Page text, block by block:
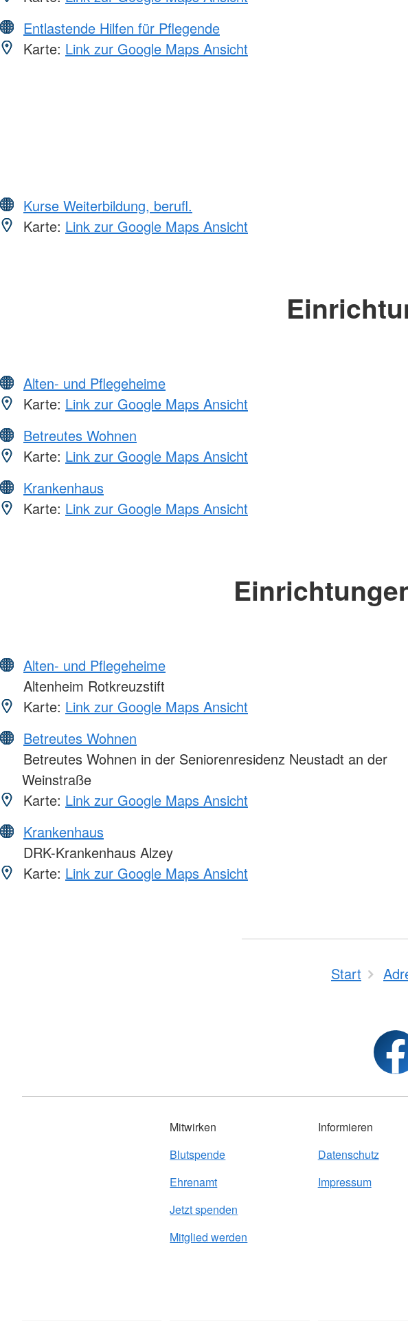
Entlastende Hilfen für Pflegende
Karte: Link zur Google Maps Ansicht
Kurse Weiterbildung, berufl.
Karte: Link zur Google Maps Ansicht
Alten- und Pflegeheime
Karte: Link zur Google Maps Ansicht
Betreutes Wohnen
Karte: Link zur Google Maps Ansicht
Krankenhaus
Karte: Link zur Google Maps Ansicht
Alten- und Pflegeheime
Altenheim Rotkreuzstift
Karte: Link zur Google Maps Ansicht
Betreutes Wohnen
Betreutes Wohnen in der Seniorenresidenz Neustadt an der
Weinstraße
Karte: Link zur Google Maps Ansicht
Krankenhaus
DRK-Krankenhaus Alzey
Karte: Link zur Google Maps Ansicht
Start
Mitwirken
Blutspende
Ehrenamt
Jetzt spenden
Mitglied werden
Informieren
Datenschutz
Impressum